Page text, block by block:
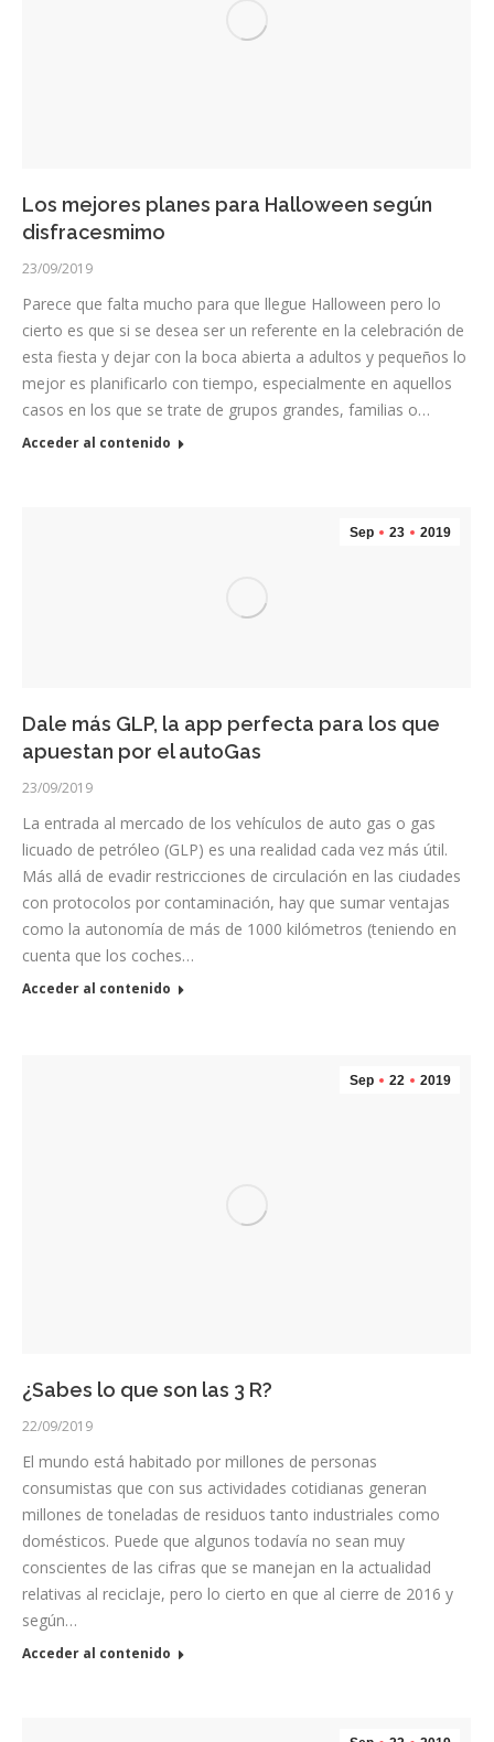
Los mejores planes para Halloween según
disfracesmimo
23/09/2019
Parece que falta mucho para que llegue Halloween pero lo
cierto es que si se desea ser un referente en la celebración de
esta fiesta y dejar con la boca abierta a adultos y pequeños lo
mejor es planificarlo con tiempo, especialmente en aquellos
casos en los que se trate de grupos grandes, familias o…
Acceder al contenido
Sep 23 2019
Dale más GLP, la app perfecta para los que
apuestan por el autoGas
23/09/2019
La entrada al mercado de los vehículos de auto gas o gas
licuado de petróleo (GLP) es una realidad cada vez más útil.
Más allá de evadir restricciones de circulación en las ciudades
con protocolos por contaminación, hay que sumar ventajas
como la autonomía de más de 1000 kilómetros (teniendo en
cuenta que los coches…
Acceder al contenido
Sep 22 2019
¿Sabes lo que son las 3 R?
22/09/2019
El mundo está habitado por millones de personas
consumistas que con sus actividades cotidianas generan
millones de toneladas de residuos tanto industriales como
domésticos. Puede que algunos todavía no sean muy
conscientes de las cifras que se manejan en la actualidad
relativas al reciclaje, pero lo cierto en que al cierre de 2016 y
según…
Acceder al contenido